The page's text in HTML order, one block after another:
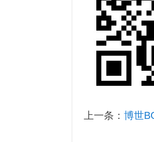
上一条： 博世